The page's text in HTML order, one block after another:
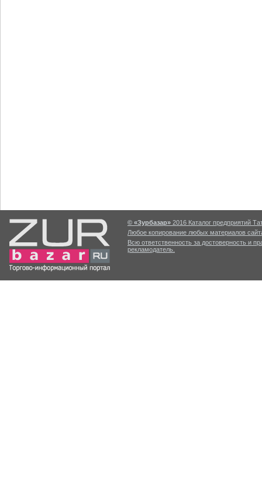
© «Зурбазар» 2016 Каталог предприятий
Любое копирование любых материалов
Всю ответственность за достоверность и
рекламодатель.